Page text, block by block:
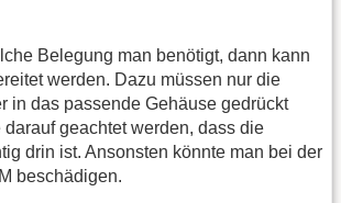
Belegung man benötigt, dann kann
werden. Dazu müssen nur die
in das passende Gehäuse gedrückt
geachtet werden, dass die
drin ist. Ansonsten könnte man bei der
beschädigen.